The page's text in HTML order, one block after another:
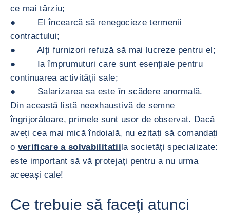
ce mai târziu;
● El încearcă să renegocieze termenii
contractului;
● Alți furnizori refuză să mai lucreze pentru el;
● Ia împrumuturi care sunt esențiale pentru
continuarea activității sale;
● Salarizarea sa este în scădere anormală.
Din această listă neexhaustivă de semne
îngrijorătoare, primele sunt ușor de observat. Dacă
aveți cea mai mică îndoială, nu ezitați să comandați
o verificare a solvabilitatiila societăți specializate:
este important să vă protejați pentru a nu urma
aceeași cale!
Ce trebuie să faceți atunci